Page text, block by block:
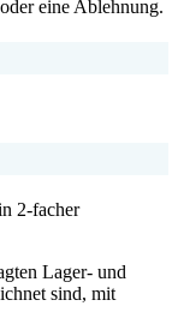
eine Ablehnung.
2-facher
Lager- und
sind, mit